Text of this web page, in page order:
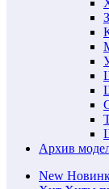
Архив
New